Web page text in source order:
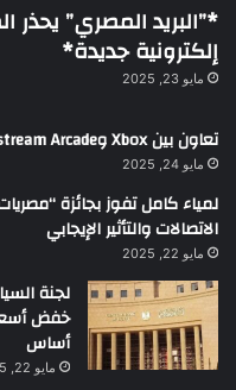
*”البريد المصري”
إلكترونية جديدة*
مايو 23, 2025
تعاون بين Xbox وAntstream Arcade
مايو 24, 2025
لمياء كامل تفوز بجائزة
الاتصالات والتأثير الإيجابي
مايو 22, 2025
لجنة
أساس
مايو 22, 2025